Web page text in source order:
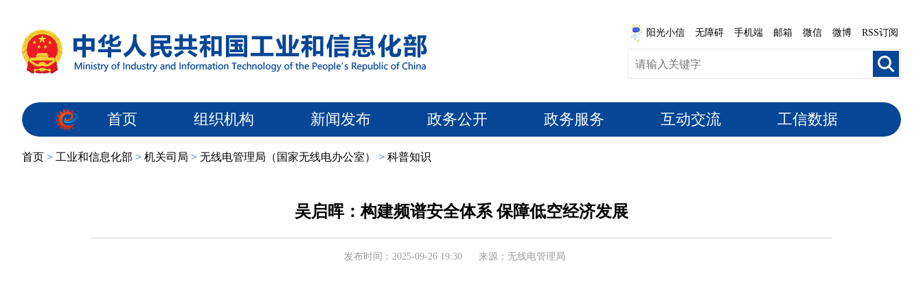
阳光小信 无障碍 手机端 邮箱 微信 微博 RSS订阅
首页 组织机构 新闻发布 政务公开 政务服务 互动交流 工信数据
首页 > 工业和信息化部 > 机关司局 > 无线电管理局（国家无线电办公室） > 科普知识
吴启晖：构建频谱安全体系 保障低空经济发展
发布时间：2025-09-26 19:30 来源：无线电管理局